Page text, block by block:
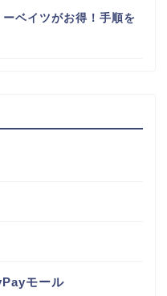
ベイツがお得！手順を
モール